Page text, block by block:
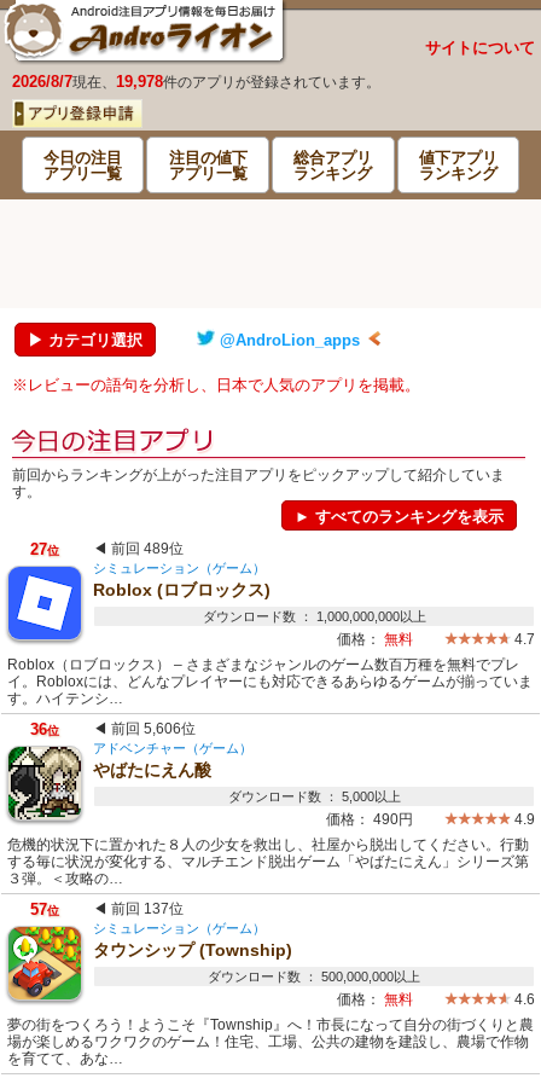
サイトについて
2026/8/7現在、 19,978件のアプリが登録されています。
今日の注目
アプリ一覧
注目の値下
アプリ一覧
総合アプリ
ランキング
値下アプリ
ランキング
▶ カテゴリ選択 @AndroLion_apps
※レビューの語句を分析し、日本で人気のアプリを掲載。
前回からランキングが上がった注目アプリをピックアップして紹介していま
す。
► すべてのランキングを表示
27位 ◀ 前回 489位
シミュレーション（ゲーム）
Roblox (ロブロックス)
ダウンロード数 ： 1,000,000,000以上
価格： 無料
4.7
Roblox（ロブロックス） – さまざまなジャンルのゲーム数百万種を無料でプレ
イ。Robloxには、どんなプレイヤーにも対応できるあらゆるゲームが揃っていま
す。ハイテンシ…
36位 ◀ 前回 5,606位
アドベンチャー（ゲーム）
やばたにえん酸
ダウンロード数 ： 5,000以上
価格： 490円
4.9
危機的状況下に置かれた８人の少女を救出し、社屋から脱出してください。行動
する毎に状況が変化する、マルチエンド脱出ゲーム「やばたにえん」シリーズ第
３弾。＜攻略の…
57位 ◀ 前回 137位
シミュレーション（ゲーム）
タウンシップ (Township)
ダウンロード数 ： 500,000,000以上
価格： 無料
4.6
夢の街をつくろう！ようこそ『Township』へ！市長になって自分の街づくりと農
場が楽しめるワクワクのゲーム！住宅、工場、公共の建物を建設し、農場で作物
を育てて、あな…